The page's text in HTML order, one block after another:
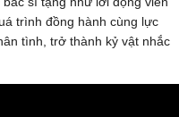
trình đồng hành cùng lực
tình, trở thành kỷ vật nhắc